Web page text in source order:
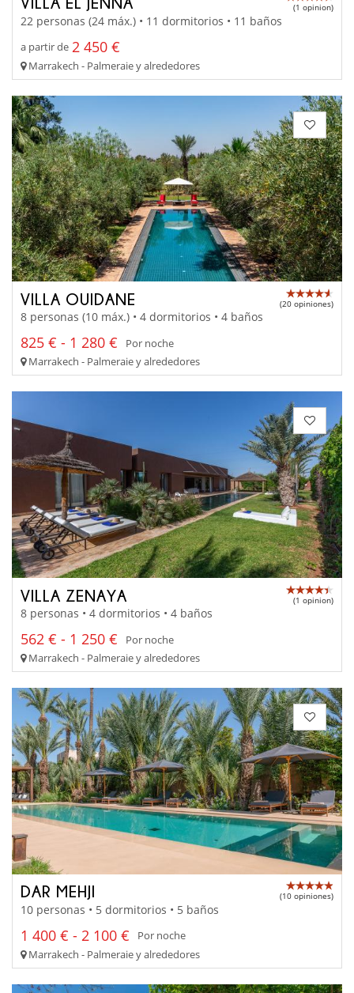
(1 opinion)
22 personas (24 máx.) • 11 dormitorios • 11 baños
a partir de 2 450 €
Marrakech - Palmeraie y alrededores
VILLA OUIDANE (20 opiniones)
8 personas (10 máx.) • 4 dormitorios • 4 baños
825 € - 1 280 €
Por noche
Marrakech - Palmeraie y alrededores
VILLA ZENAYA (1 opinion)
8 personas • 4 dormitorios • 4 baños
562 € - 1 250 €
Por noche
Marrakech - Palmeraie y alrededores
DAR MEHJI (10 opiniones)
10 personas • 5 dormitorios • 5 baños
1 400 € - 2 100 €
Por noche
Marrakech - Palmeraie y alrededores